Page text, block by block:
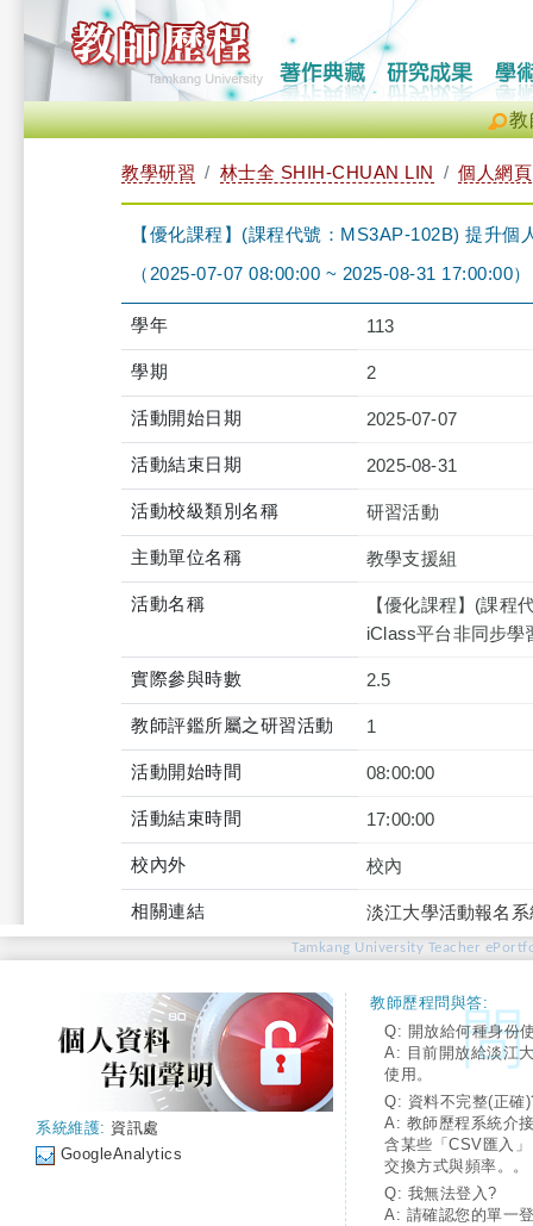
教
教學研習 林士全 SHIH-CHUAN LIN 個人網頁
【優化課程】(課程代號：MS3AP-102B) 提升
（2025-07-07 08:00:00 ~ 2025-08-31 17:00:00）
學年 113
學期 2
活動開始日期 2025-07-07
活動結束日期 2025-08-31
活動校級類別名稱 研習活動
主動單位名稱 教學支援組
活動名稱
【優化課程】(課程
iClass平台非同步學
實際參與時數 2.5
教師評鑑所屬之研習活動 1
活動開始時間 08:00:00
活動結束時間 17:00:00
校內外 校內
相關連結 淡江大學活動報名
Tamkang University Teacher
系統維護: 資訊處
GoogleAnalytics
教師歷程問與答:
Q: 開放給何種身份
A: 目前開放給淡江
使用。
Q: 資料不完整(正確
A: 教師歷程系統介
含某些「CSV匯入
交換方式與頻率。。
Q: 我無法登入?
A: 請確認您的單一